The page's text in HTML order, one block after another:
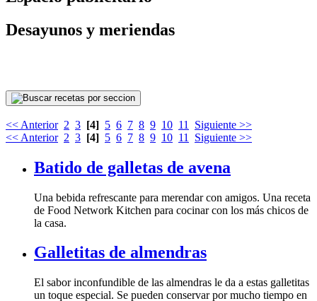
Desayunos y meriendas
<< Anterior 2 3 [4] 5 6 7 8 9 10 11
Siguiente >>
<< Anterior 2 3 [4] 5 6 7 8 9 10 11 Siguiente >>
Batido de galletas de avena
la casa.
Galletitas de almendras